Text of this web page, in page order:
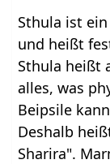
Sthula ist
und heißt
Sthula heißt
alles, was
Beipsile
Deshalb
Sharira".